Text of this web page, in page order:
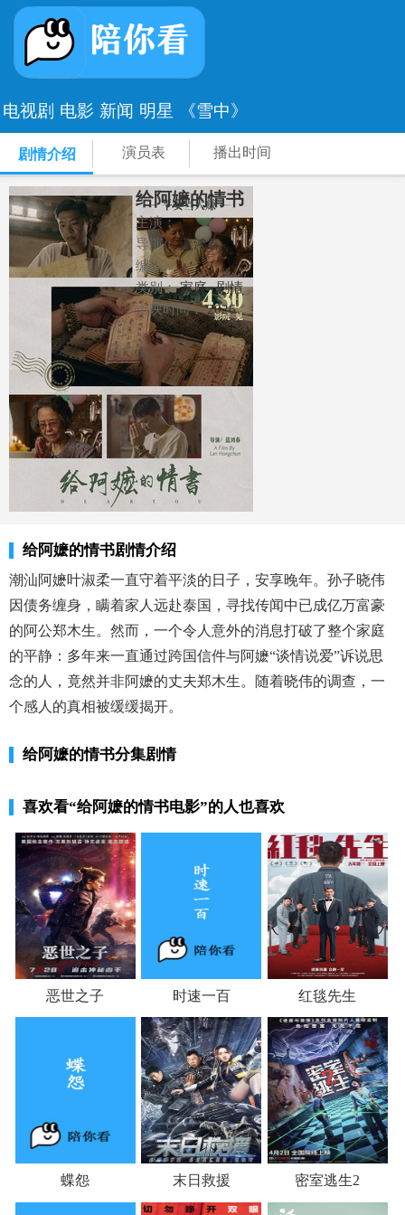
电视剧 电影 新闻 明星 《雪中》
剧情介绍 演员表 播出时间
给阿嬷的情书
主演：
导演： 蓝鸿春
编剧：
类别： 家庭
剧情
上映时间：2026
给阿嬷的情书剧情介绍
潮汕阿嬷叶淑柔一直守着平淡的日子，安享晚年。孙子晓伟
因债务缠身，瞒着家人远赴泰国，寻找传闻中已成亿万富豪
的阿公郑木生。然而，一个令人意外的消息打破了整个家庭
的平静：多年来一直通过跨国信件与阿嬷“谈情说爱”诉说思
念的人，竟然并非阿嬷的丈夫郑木生。随着晓伟的调查，一
个感人的真相被缓缓揭开。
给阿嬷的情书分集剧情
喜欢看“给阿嬷的情书电影”的人也喜欢
恶世之子 时速一百 红毯先生
蝶怨 末日救援 密室逃生2